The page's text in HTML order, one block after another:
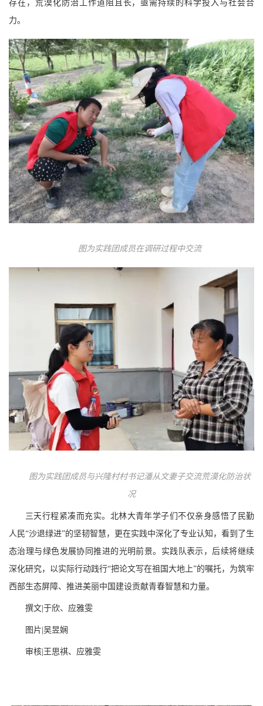
存在，荒漠化防治工作道阻且长，亟需持续的科学投入与社会合
力。
图为实践团成员在调研过程中交流
图为实践团成员与兴隆村村书记潘从文妻子交流荒漠化防治状
况
三天行程紧凑而充实。北林大青年学子们不仅亲身感悟了民勤
人民“沙退绿进”的坚韧智慧，更在实践中深化了专业认知，看到了生
态治理与绿色发展协同推进的光明前景。实践队表示，后续将继续
深化研究，以实际行动践行“把论文写在祖国大地上”的嘱托，为筑牢
西部生态屏障、推进美丽中国建设贡献青春智慧和力量。
撰文 |于欣、应雅雯
图片 |吴昱娴
审核 |王思祺、应雅雯